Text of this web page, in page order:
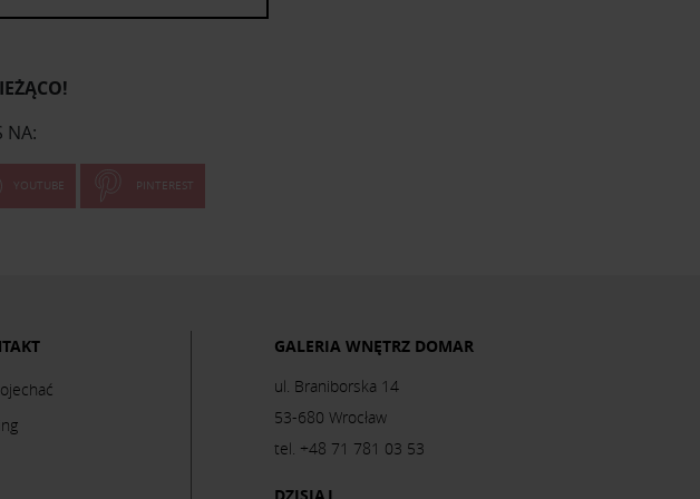
NA:
YOUTUBE PINTEREST
GALERIA WNĘTRZ DOMAR
ul. Braniborska 14
53-680 Wrocław
tel. +48 71 781 03 53